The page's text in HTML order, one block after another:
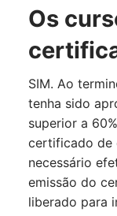
Os
SIM. Ao
tenha sido
superior a
certificado de
necessário
emissão do
liberado para